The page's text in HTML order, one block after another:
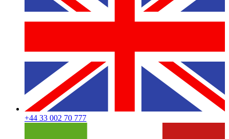
+44 33 002 70 777